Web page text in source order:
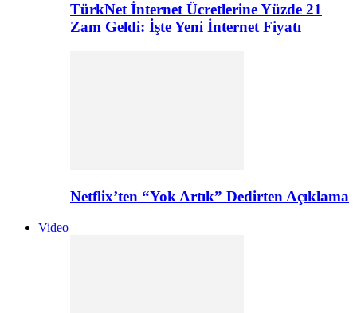
TürkNet İnternet Ücretlerine Yüzde 21
Zam Geldi: İşte Yeni İnternet Fiyatı
Netflix’ten “Yok Artık” Dedirten Açıklama
Video